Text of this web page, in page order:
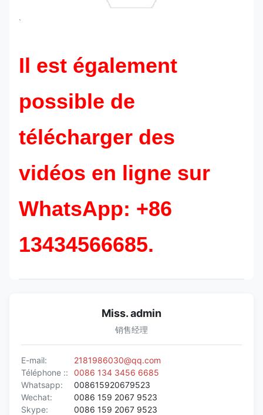
`
Il est également
possible de
télécharger des
vidéos en ligne sur
WhatsApp: +86
13434566685.
Miss. admin
销售经理
E-mail:
2181986030@qq.com
Téléphone ::
0086 134 3456 6685
Whatsapp:
008615920679523
Wechat:
0086 159 2067 9523
Skype:
0086 159 2067 9523